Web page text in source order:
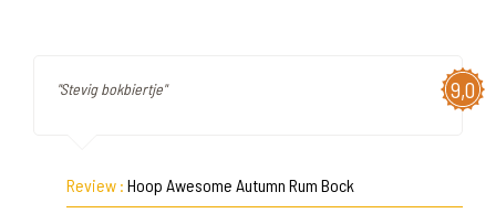
9,0
"Stevig bokbiertje"
Review : Hoop Awesome Autumn Rum Bock